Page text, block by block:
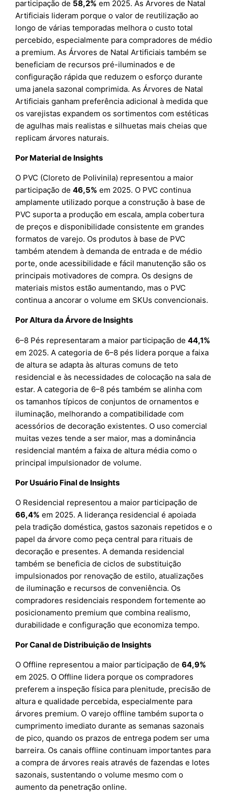
participação de 58,2% em 2025. As Árvores de Natal
Artificiais lideram porque o valor de reutilização ao
longo de várias temporadas melhora o custo total
percebido, especialmente para compradores de médio
a premium. As Árvores de Natal Artificiais também se
beneficiam de recursos pré-iluminados e de
configuração rápida que reduzem o esforço durante
uma janela sazonal comprimida. As Árvores de Natal
Artificiais ganham preferência adicional à medida que
os varejistas expandem os sortimentos com estéticas
de agulhas mais realistas e silhuetas mais cheias que
replicam árvores naturais.
Por Material de Insights
O PVC (Cloreto de Polivinila) representou a maior
participação de46,5% em 2025. O PVC continua
amplamente utilizado porque a construção à base de
PVC suporta a produção em escala, ampla cobertura
de preços e disponibilidade consistente em grandes
formatos de varejo. Os produtos à base de PVC
também atendem à demanda de entrada e de médio
porte, onde acessibilidade e fácil manutenção são os
principais motivadores de compra. Os designs de
materiais mistos estão aumentando, mas o PVC
continua a ancorar o volume em SKUs convencionais.
Por Altura da Árvore de Insights
6–8 Pés representaram a maior participação de44,1%
em 2025. A categoria de 6–8 pés lidera porque a faixa
de altura se adapta às alturas comuns de teto
residencial e às necessidades de colocação na sala de
estar. A categoria de 6–8 pés também se alinha com
os tamanhos típicos de conjuntos de ornamentos e
iluminação, melhorando a compatibilidade com
acessórios de decoração existentes. O uso comercial
muitas vezes tende a ser maior, mas a dominância
residencial mantém a faixa de altura média como o
principal impulsionador de volume.
Por Usuário Final de Insights
O Residencial representou a maior participação de
66,4% em 2025. A liderança residencial é apoiada
pela tradição doméstica, gastos sazonais repetidos e o
papel da árvore como peça central para rituais de
decoração e presentes. A demanda residencial
também se beneficia de ciclos de substituição
impulsionados por renovação de estilo, atualizações
de iluminação e recursos de conveniência. Os
compradores residenciais respondem fortemente ao
posicionamento premium que combina realismo,
durabilidade e configuração que economiza tempo.
Por Canal de Distribuição de Insights
O Offline representou a maior participação de64,9%
em 2025. O Offline lidera porque os compradores
preferem a inspeção física para plenitude, precisão de
altura e qualidade percebida, especialmente para
árvores premium. O varejo offline também suporta o
cumprimento imediato durante as semanas sazonais
de pico, quando os prazos de entrega podem ser uma
barreira. Os canais offline continuam importantes para
a compra de árvores reais através de fazendas e lotes
sazonais, sustentando o volume mesmo com o
aumento da penetração online.